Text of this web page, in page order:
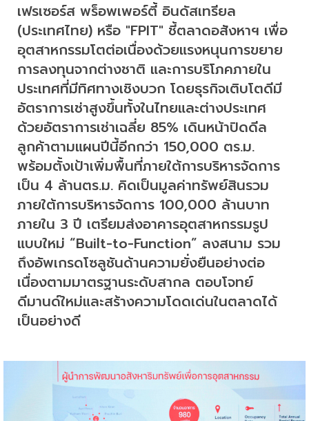
เฟรเซอร์ส พร็อพเพอร์ตี้ อินดัสเทรียล
(ประเทศไทย) หรือ "FPIT" ชี้ตลาดอสังหาฯ เพื่อ
อุตสาหกรรมโตต่อเนื่องด้วยแรงหนุนการขยาย
การลงทุนจากต่างชาติ และการบริโภคภายใน
ประเทศที่มีทิศทางเชิงบวก โดยธุรกิจเติบโตดีมี
อัตราการเช่าสูงขึ้นทั้งในไทยและต่างประเทศ
ด้วยอัตราการเช่าเฉลี่ย 85% เดินหน้าปิดดีล
ลูกค้าตามแผนปีนี้อีกกว่า 150,000 ตร.ม.
พร้อมตั้งเป้าเพิ่มพื้นที่ภายใต้การบริหารจัดการ
เป็น 4 ล้านตร.ม. คิดเป็นมูลค่าทรัพย์สินรวม
ภายใต้การบริหารจัดการ 100,000 ล้านบาท
ภายใน 3 ปี เตรียมส่งอาคารอุตสาหกรรมรูป
แบบใหม่ “Built-to-Function” ลงสนาม รวม
ถึงอัพเกรดโซลูชันด้านความยั่งยืนอย่างต่อ
เนื่องตามมาตรฐานระดับสากล ตอบโจทย์
ดีมานด์ใหม่และสร้างความโดดเด่นในตลาดได้
เป็นอย่างดี